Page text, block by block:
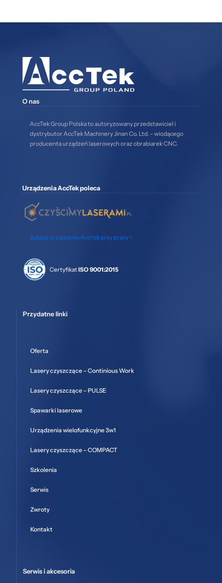
O nas
AccTek Group Polska to autoryzowany przedstawiciel i
dystrybutor AccTek Machinery Jinan Co. Ltd. - wiodącego
producenta urządzeń laserowych oraz obrabiarek CNC.
Urządzenia AccTek poleca
Zobacz urządzenia Acctek przy pracy >
CertyfikatISO 9001:2015
Przydatne linki
Oferta
Lasery czyszczące – Continious Work
Lasery czyszczące – PULSE
Spawarki laserowe
Urządzenia wielofunkcyjne 3w1
Lasery czyszczące – COMPACT
Szkolenia
Serwis
Zwroty
Kontakt
Serwis i akcesoria